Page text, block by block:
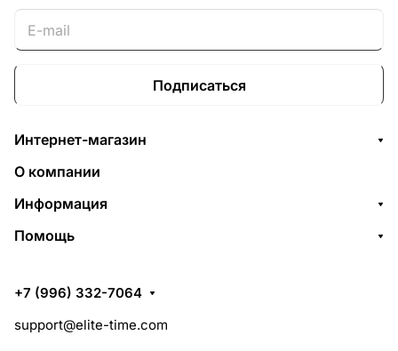
Подписаться
Интернет-магазин
О компании
Информация
Помощь
+7 (996) 332-7064
support@elite-time.com